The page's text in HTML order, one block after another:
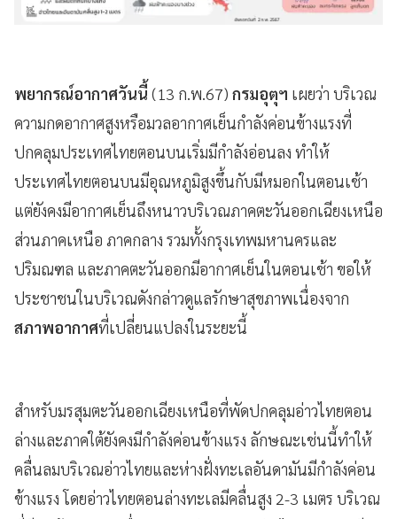
พยากรณ์อากาศวันนี้ (13 ก.พ.67) กรมอุตุฯ เผยว่า บริเวณ
ความกดอากาศสูงหรือมวลอากาศเย็นกำลังค่อนข้างแรงที่
ปกคลุมประเทศไทยตอนบนเริ่มมีกำลังอ่อนลง ทำให้
ประเทศไทยตอนบนมีอุณหภูมิสูงขึ้นกับมีหมอกในตอนเช้า
แต่ยังคงมีอากาศเย็นถึงหนาวบริเวณภาคตะวันออกเฉียงเหนือ
ส่วนภาคเหนือ ภาคกลาง รวมทั้งกรุงเทพมหานครและ
ปริมณฑล และภาคตะวันออกมีอากาศเย็นในตอนเช้า ขอให้
ประชาชนในบริเวณดังกล่าวดูแลรักษาสุขภาพเนื่องจาก
สภาพอากาศที่เปลี่ยนแปลงในระยะนี้
สำหรับมรสุมตะวันออกเฉียงเหนือที่พัดปกคลุมอ่าวไทยตอน
ล่างและภาคใต้ยังคงมีกำลังค่อนข้างแรง ลักษณะเช่นนี้ทำให้
คลื่นลมบริเวณอ่าวไทยและห่างฝั่งทะเลอันดามันมีกำลังค่อน
ข้างแรง โดยอ่าวไทยตอนล่างทะเลมีคลื่นสูง 2-3 เมตร บริเวณ